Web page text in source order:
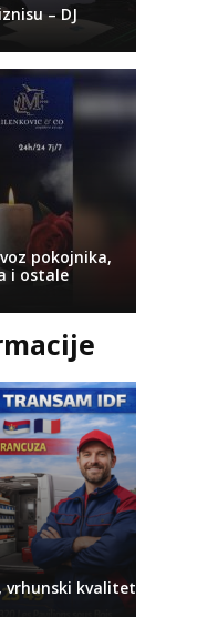
– DJ
pokojnika,
i ostale
vrhunski kvalitet